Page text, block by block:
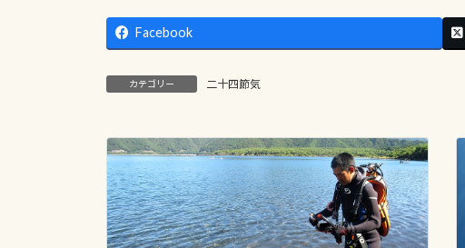
Facebook
カテゴリー 二十四節気